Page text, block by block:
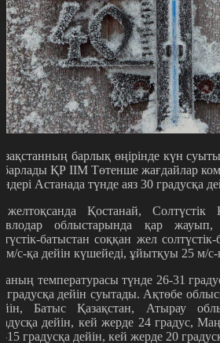
барлық өңірінде күн
ҚР ІІМ Төтенше жағдайлар
Астанада түнде аяз 30 градусқа
Қостанай, Солтүстік
облыстарында қар жауып,
батыстан соққан жел
м/с-қа дейін күшейеді, ұйытқуы 25 м/с-
температурасы түнде 26-31
градусқа дейін суытады. Ақтөбе
Батыс Қазақстан, Атырау
дейін, кей жерде 24 градус,
15 градусқа дейін, кей жерде 20